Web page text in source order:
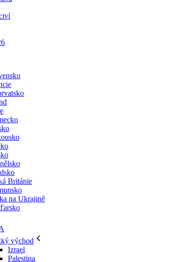
Británie
na Ukrajině
východ
Izrael
Palestina